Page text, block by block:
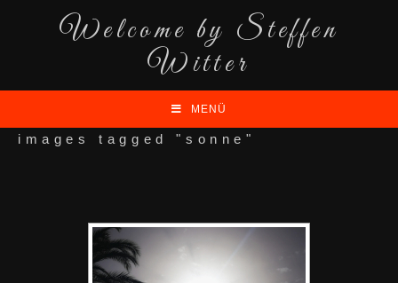
Welcome by Steffen
Witter
MENÜ
images tagged "sonne"